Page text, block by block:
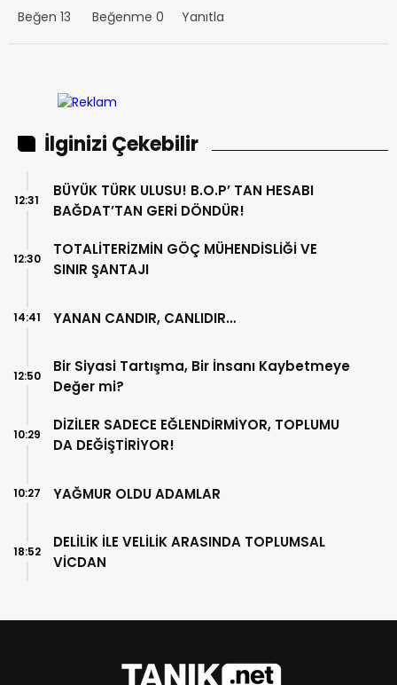
Beğen 13 Beğenme 0 Yanıtla
İlginizi Çekebilir
BÜYÜK TÜRK ULUSU! B.O.P’ TAN HESABI
BAĞDAT’TAN GERİ DÖNDÜR!
12:31
TOTALİTERİZMİN GÖÇ MÜHENDİSLİĞİ VE
SINIR ŞANTAJI
12:30
YANAN CANDIR, CANLIDIR…
14:41
Bir Siyasi Tartışma, Bir İnsanı Kaybetmeye
Değer mi?
12:50
DİZİLER SADECE EĞLENDİRMİYOR, TOPLUMU
DA DEĞİŞTİRİYOR!
10:29
YAĞMUR OLDU ADAMLAR
10:27
DELİLİK İLE VELİLİK ARASINDA TOPLUMSAL
VİCDAN
18:52